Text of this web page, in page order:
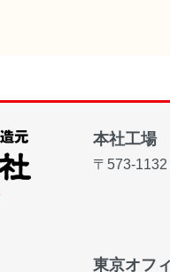
本社工場
〒573-1132
東京オフ